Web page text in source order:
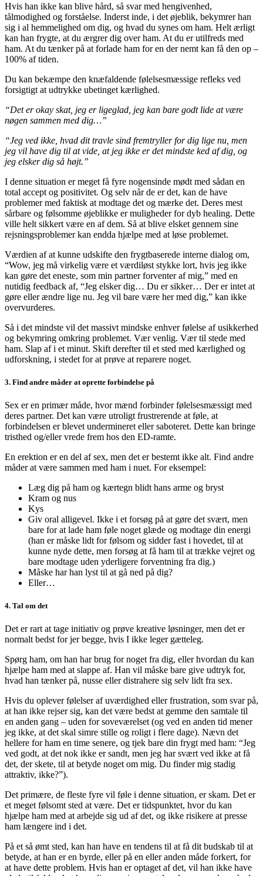
Hvis han ikke kan blive hård, så svar med hengivenhed,
tålmodighed og forståelse. Inderst inde, i det øjeblik, bekymrer han
sig i al hemmelighed om dig, og hvad du synes om ham. Helt ærligt
kan han frygte, at du ærgrer dig over ham. At du er utilfreds med
ham. At du tænker på at forlade ham for en der nemt kan få den op –
100% af tiden.
Du kan bekæmpe den knæfaldende følelsesmæssige refleks ved
forsigtigt at udtrykke ubetinget kærlighed.
“Det er okay skat, jeg er ligeglad, jeg kan bare godt lide at være
nøgen sammen med dig…”
“Jeg ved ikke, hvad dit travle sind fremtryller for dig lige nu, men
jeg vil have dig til at vide, at jeg ikke er det mindste ked af dig, og
jeg elsker dig så højt.”
I denne situation er meget få fyre nogensinde mødt med sådan en
total accept og positivitet. Og selv når de er det, kan de have
problemer med faktisk at modtage det og mærke det. Deres mest
sårbare og følsomme øjeblikke er muligheder for dyb healing. Dette
ville helt sikkert være en af ​​dem. Så at blive elsket gennem sine
rejsningsproblemer kan endda hjælpe med at løse problemet.
Værdien af ​​at kunne udskifte den frygtbaserede interne dialog om,
“Wow, jeg må virkelig være et værdiløst stykke lort, hvis jeg ikke
kan gøre det eneste, som min partner forventer af mig,” med en
nutidig feedback af, “Jeg elsker dig… Du er sikker… Der er intet at
gøre eller ændre lige nu. Jeg vil bare være her med dig,” kan ikke
overvurderes.
Så i det mindste vil det massivt mindske enhver følelse af usikkerhed
og bekymring omkring problemet. Vær venlig. Vær til stede med
ham. Slap af i et minut. Skift derefter til et sted med kærlighed og
udforskning, i stedet for at prøve at reparere noget.
3. Find andre måder at oprette forbindelse på
Sex er en primær måde, hvor mænd forbinder følelsesmæssigt med
deres partner. Det kan være utroligt frustrerende at føle, at
forbindelsen er blevet undermineret eller saboteret. Dette kan bringe
tristhed og/eller vrede frem hos den ED-ramte.
En erektion er en del af sex, men det er bestemt ikke alt. Find andre
måder at være sammen med ham i nuet. For eksempel:
Læg dig på ham og kærtegn blidt hans arme og bryst
Kram og nus
Kys
Giv oral alligevel. Ikke i et forsøg på at gøre det svært, men
bare for at lade ham føle noget glæde og modtage din energi
(han er måske lidt for følsom og sidder fast i hovedet, til at
kunne nyde dette, men forsøg at få ham til at trække vejret og
bare modtage uden yderligere forventning fra dig.)
Måske har han lyst til at gå ned på dig?
Eller…
4. Tal om det
Det er rart at tage initiativ og prøve kreative løsninger, men det er
normalt bedst for jer begge, hvis I ikke leger gætteleg.
Spørg ham, om han har brug for noget fra dig, eller hvordan du kan
hjælpe ham med at slappe af. Han vil måske bare give udtryk for,
hvad han tænker på, nusse eller distrahere sig selv lidt fra sex.
Hvis du oplever følelser af uværdighed eller frustration, som svar på,
at han ikke rejser sig, kan det være bedst at gemme den samtale til
en anden gang – uden for soveværelset (og ved en anden tid mener
jeg ikke, at det skal simre stille og roligt i flere dage). Nævn det
hellere for ham en time senere, og tjek bare din frygt med ham: “Jeg
ved godt, at det nok ikke er sandt, men jeg har svært ved ikke at få
det, der skete, til at betyde noget om mig. Du finder mig stadig
attraktiv, ikke?”).
Det primære, de fleste fyre vil føle i denne situation, er skam. Det er
et meget følsomt sted at være. Det er tidspunktet, hvor du kan
hjælpe ham med at arbejde sig ud af det, og ikke risikere at presse
ham længere ind i det.
På et så ømt sted, kan han have en tendens til at få dit budskab til at
betyde, at han er en byrde, eller på en eller anden måde forkert, for
at have dette problem. Hvis han er optaget af det, vil han ikke have